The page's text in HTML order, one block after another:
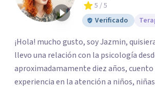
5 / 5
Verificado
¡Hola! mucho gusto, soy Jazmin,
llevo una relación con la psicología
aproximadamamente diez años,
experiencia en la atención a niños,